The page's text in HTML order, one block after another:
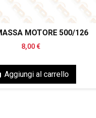
MOTORE 500/126
8,00 €
Aggiungi al carrello